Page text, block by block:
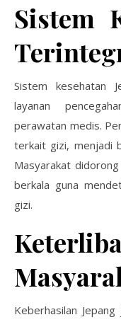
Sistem
Sistem kesehatan
layanan
perawatan medis.
terkait gizi, menjadi
Masyarakat
berkala guna
gizi.
Keberhasilan